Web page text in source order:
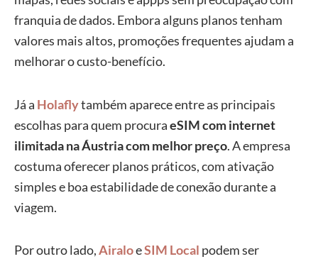
franquia de dados. Embora alguns planos tenham
valores mais altos, promoções frequentes ajudam a
melhorar o custo-benefício.
Já a Holaflytambém aparece entre as principais
escolhas para quem procuraeSIM com internet
ilimitada na Áustria com melhor preço. A empresa
costuma oferecer planos práticos, com ativação
simples e boa estabilidade de conexão durante a
viagem.
Por outro lado,AiraloeSIM Local podem ser